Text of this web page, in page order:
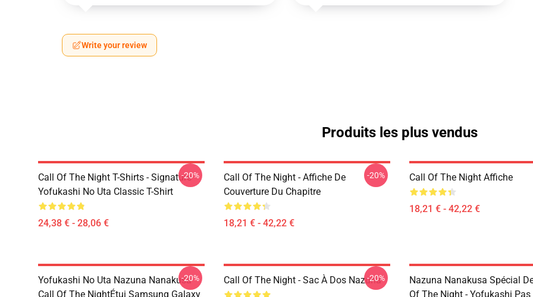
Write your review
Produits les plus vendus
Call Of The Night T-Shirts - Signature
Yofukashi No Uta Classic T-Shirt
24,38 € - 28,06 €
-20%
Call Of The Night - Affiche De
Couverture Du Chapitre
18,21 € - 42,22 €
-20% Call Of The Night Affiche
18,21 € - 42,22 €
Yofukashi No Uta Nazuna Nanakusa
Call Of The NightÉtui Samsung Galaxy
-20% Call Of The Night - Sac À Dos Nazuna
-20%
Nazuna Nanakusa Spécial
Of The Night - Yofukashi Pas